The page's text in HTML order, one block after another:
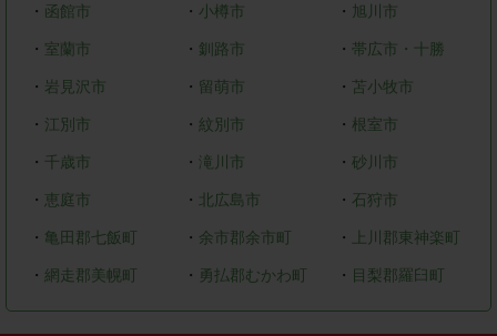
・ 函館市 ・ 小樽市 ・ 旭川市
・ 室蘭市 ・ 釧路市 ・ 帯広市・十勝
・ 岩見沢市 ・ 留萌市 ・苫小牧市
・ 江別市 ・ 紋別市 ・ 根室市
・ 千歳市 ・ 滝川市 ・砂川市
・ 恵庭市 ・ 北広島市 ・ 石狩市
・ 亀田郡七飯町 ・ 余市郡余市町 ・ 上川郡東神楽町
・ 網走郡美幌町 ・ 勇払郡むかわ町 ・ 目梨郡羅臼町